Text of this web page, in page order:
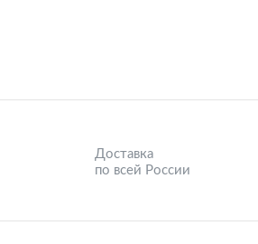
Доставка
по всей России